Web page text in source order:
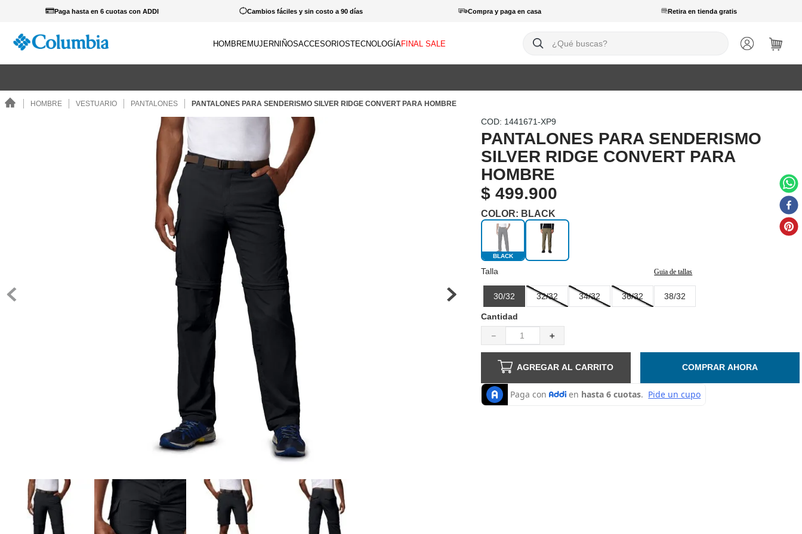
Paga hasta en 6 cuotas con ADDI Cambios fáciles y sin costo a 90 días Compra y paga en casa Retira en tienda gratis
HOMBREMUJERNIÑOSACCESORIOSTECNOLOGÍAFINAL SALE
¿Qué buscas?
HOMBRE VESTUARIO PANTALONES PANTALONES PARA SENDERISMO SILVER RIDGE CONVERT PARA HOMBRE
: 1441671-XP9
PANTALONES PARA SENDERISMO
SILVER RIDGE CONVERT PARA
HOMBRE
$ 499.900
COLOR: BLACK
BLACK
Talla
30/32 32/32 34/32 36/32 38/32
Guia de tallas
Cantidad
＋
－
AGREGAR AL CARRITO COMPRAR AHORA
TÉRMINOS MÁS BUSCADOS
2.
chaquetas
botas
zapatillas
5
gorras
chaquetas mujer
pantalones hombre
senderismo
camisetas
chaquetas hombre